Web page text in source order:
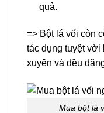
quả.
=> Bột lá vối còn
tác dụng tuyệt
xuyên và đều
Mua bột lá